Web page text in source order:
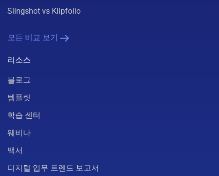
Slingshot vs Klipfolio
모든 비교 보기
리소스
블로그
템플릿
학습 센터
웨비나
백서
디지털 업무 트렌드 보고서